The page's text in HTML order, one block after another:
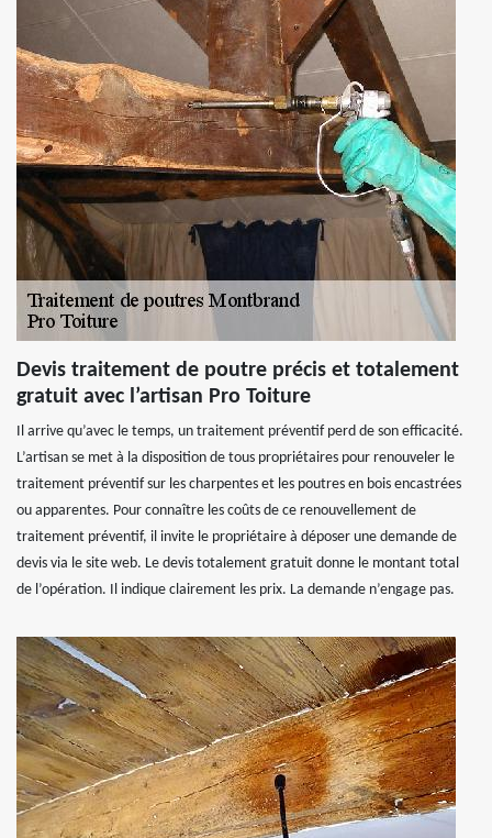
Devis traitement de poutre précis et totalement
gratuit avec l’artisan Pro Toiture
Il arrive qu’avec le temps, un traitement préventif perd de son efficacité.
L’artisan se met à la disposition de tous propriétaires pour renouveler le
traitement préventif sur les charpentes et les poutres en bois encastrées
ou apparentes. Pour connaître les coûts de ce renouvellement de
traitement préventif, il invite le propriétaire à déposer une demande de
devis via le site web. Le devis totalement gratuit donne le montant total
de l’opération. Il indique clairement les prix. La demande n’engage pas.